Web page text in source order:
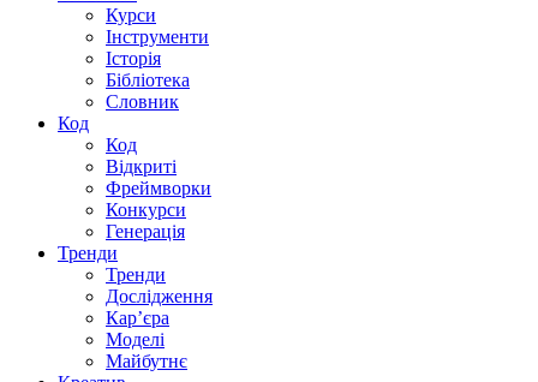
Курси
Інструменти
Історія
Бібліотека
Словник
Код
Код
Відкриті
Фреймворки
Конкурси
Генерація
Тренди
Тренди
Дослідження
Кар’єра
Моделі
Майбутнє